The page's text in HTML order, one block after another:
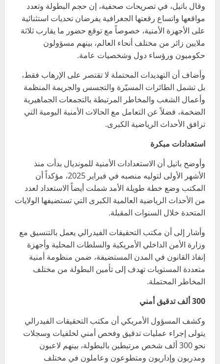
وقال باتيل، في تصريحات صحفية، إن حجم البطولة وتعدد
مواقعها واتساع رقعتها الجغرافية يفرضان تحديات استثنائية
على الأجهزة الأمنية، خصوصاً مع توقع حضور ما يقارب ثلاثة
ملايين زائر من مختلف أنحاء العالم، بينهم مسؤولون
حكوميون ورؤساء دول وشخصيات عامة.
وأضاف أن التهديدات المحتملة لا تقتصر على الإرهاب فقط،
بل تشمل الطائرات المسيّرة والتجسس والجريمة المنظمة
وأعمال الشغب والمخاطر المرتبطة بالتجمعات الجماهيرية
الضخمة، فضلاً عن التعامل مع الحالات الأمنية اليومية التي
ترافق الأحداث الرياضية الكبرى.
استعدادات مبكرة
وأوضح باتيل أن الاستعدادات الأمنية للمونديال بدأت منذ
الأشهر الأولى لتوليه منصبه في فبراير 2025، مؤكداً أن
المكتب وضع خطة طويلة الأمد شملت أيضاً الاستعداد لعدد
من الأحداث الرياضية العالمية الكبرى التي تستضيفها الولايات
المتحدة خلال السنوات المقبلة.
وأشار إلى أن مكتب التحقيقات الفيدرالي يعمل بالتنسيق مع
وزارة الأمن الداخلي الأمريكية والسلطات المحلية وأجهزة
إنفاذ القانون في المدن المستضيفة، ضمن منظومة أمنية
متعددة المستويات تهدف إلى تأمين البطولة من مختلف
المخاطر المحتملة.
300 ألف تدقيق أمني
وكشف المسؤول الأمريكي أن مكتب التحقيقات الفيدرالي
يتولى إجراء عمليات تدقيق وفحص أمني لخلفيات وسجلات
نحو 300 ألف شخص مرتبطين بالبطولة، بينهم لاعبون
ومدربون وإداريون ومتطوعون وعاملون في مختلف